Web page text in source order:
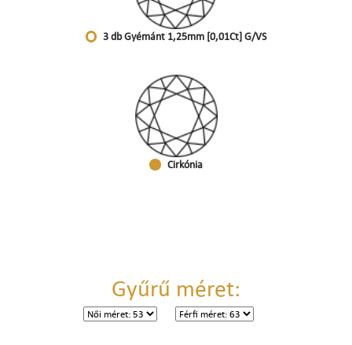
3 db Gyémánt 1,25mm [0,01Ct] G/VS
Cirkónia
Gyűrű méret: